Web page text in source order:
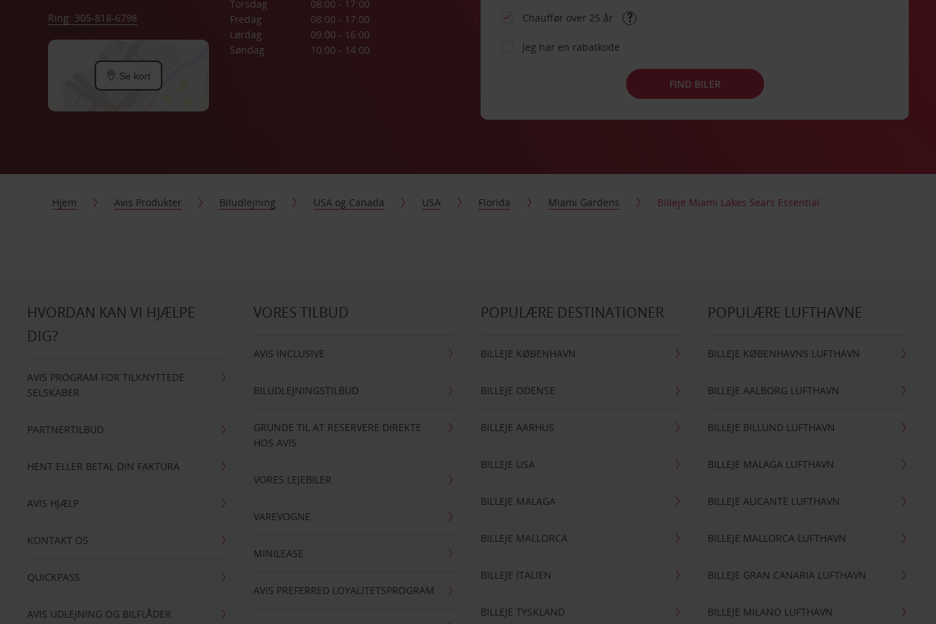
Ring: 305-818-6798
Se kort
Torsdag
08:00 - 17:00
Fredag
08:00 - 17:00
Lørdag
09:00 - 16:00
Søndag
10:00 - 14:00
Chauffør over 25 år
Jeg har en rabatkode
FIND BILER
Hjem Avis Produkter Biludlejning USA og Canada USA Florida Miami Gardens Billeje Miami Lakes Sears Essential
HVORDAN KAN VI HJÆLPE
DIG?
AVIS PROGRAM FOR TILKNYTTEDE
SELSKABER
PARTNERTILBUD
HENT ELLER BETAL DIN FAKTURA
AVIS HJÆLP
KONTAKT OS
QUICKPASS
AVIS UDLEJNING OG BILFLÅDER
VORES TILBUD
AVIS INCLUSIVE
BILUDLEJNINGSTILBUD
GRUNDE TIL AT RESERVERE DIREKTE
HOS AVIS
VORES LEJEBILER
VAREVOGNE
MINILEASE
AVIS PREFERRED LOYALITETSPROGRAM
POPULÆRE DESTINATIONER
BILLEJE KØBENHAVN
BILLEJE ODENSE
BILLEJE AARHUS
BILLEJE USA
BILLEJE MALAGA
BILLEJE MALLORCA
BILLEJE ITALIEN
BILLEJE TYSKLAND
POPULÆRE LUFTHAVNE
BILLEJE KØBENHAVNS LUFTHAVN
BILLEJE AALBORG LUFTHAVN
BILLEJE BILLUND LUFTHAVN
BILLEJE MALAGA LUFTHAVN
BILLEJE ALICANTE LUFTHAVN
BILLEJE MALLORCA LUFTHAVN
BILLEJE GRAN CANARIA LUFTHAVN
BILLEJE MILANO LUFTHAVN